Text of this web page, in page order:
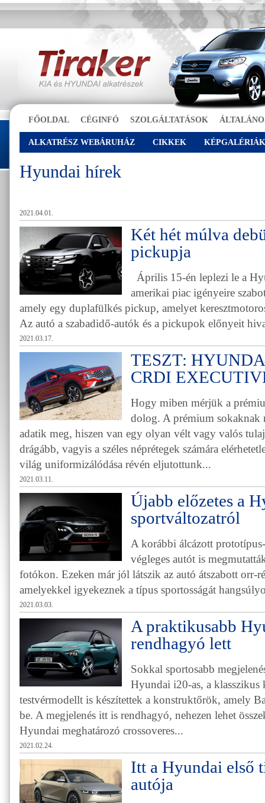
FŐOLDAL CÉGINFÓ SZOLGÁLTATÁSOK
ALKATRÉSZ WEBÁRUHÁZ CIKKEK KÉPGALÉRIÁK
Hyundai hírek
2021.04.01.
Két hét múlva
pickupja
Április 15-én leplezi le a
amerikai piac igényeire
amely egy duplafülkés pickup, amelyet
Az autó a szabadidő-autók és a pickupok előnyeit
2021.03.17.
TESZT:
CRDI
Hogy miben mérjük a
dolog. A prémium sokaknak
adatik meg, hiszen van egy olyan vélt vagy valós
drágább, vagyis a széles néprétegek számára
világ uniformizálódása révén eljutottunk...
2021.03.11.
Újabb előzetes a
sportváltozatról
A korábbi álcázott
végleges autót is
fotókon. Ezeken már jól látszik az autó átszabott orr-
amelyekkel igyekeznek a típus sportosságát
2021.03.03.
A praktikusabb
rendhagyó lett
Sokkal sportosabb
Hyundai i20-as, a klasszikus
testvérmodellt is készítettek a konstruktőrök, amely
be. A megjelenés itt is rendhagyó, nehezen lehet
Hyundai meghatározó crossoveres...
2021.02.24.
Itt a Hyundai első
autója